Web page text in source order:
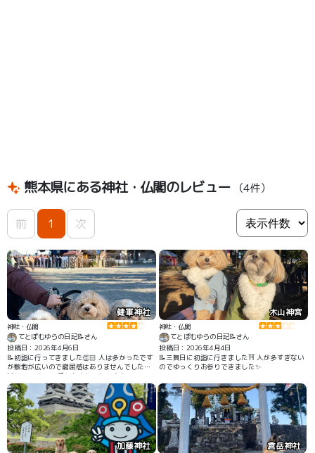
熊本県にある神社・仏閣のレビュー （4件）
前 1 次
健軍神社
神社・仏閣
てとぽむゆらの日記📝さん
投稿日：2026年4月6日
📝初詣に行ってきました👏🏻 人は多かったです
が敷地が広いので窮屈感はありませんでした
🙌🏻 わんちゃん連れも多かったです🐶
木山神宮
神社・仏閣
てとぽむゆらの日記📝さん
投稿日：2026年4月4日
📝三賀日に初詣に行きました⛩ 人が多すぎない
のでゆっくりお参りできました✨
加藤神社 倉岳神社